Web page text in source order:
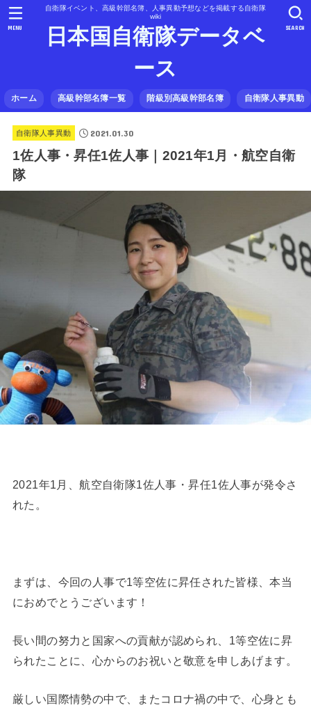
自衛隊イベント、高級幹部名簿、人事異動予想などを掲載する自衛隊
wiki
日本国自衛隊データベ
ース
ホーム 高級幹部名簿一覧 階級別高級幹部名簿 自衛隊人事異動
SEARCH
MENU
自衛隊人事異動 2021.01.30
1佐人事・昇任1佐人事｜2021年1月・航空自衛
隊
2021年1月、航空自衛隊1佐人事・昇任1佐人事が発令さ
れた。
まずは、今回の人事で1等空佐に昇任された皆様、本当
におめでとうございます！
長い間の努力と国家への貢献が認められ、1等空佐に昇
られたことに、心からのお祝いと敬意を申しあげます。
厳しい国際情勢の中で、またコロナ禍の中で、心身とも